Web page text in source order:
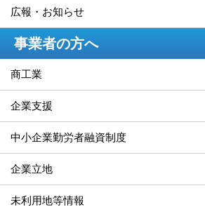
広報・お知らせ
事業者の方へ
商工業
企業支援
中小企業勤労者融資制度
企業立地
未利用地等情報